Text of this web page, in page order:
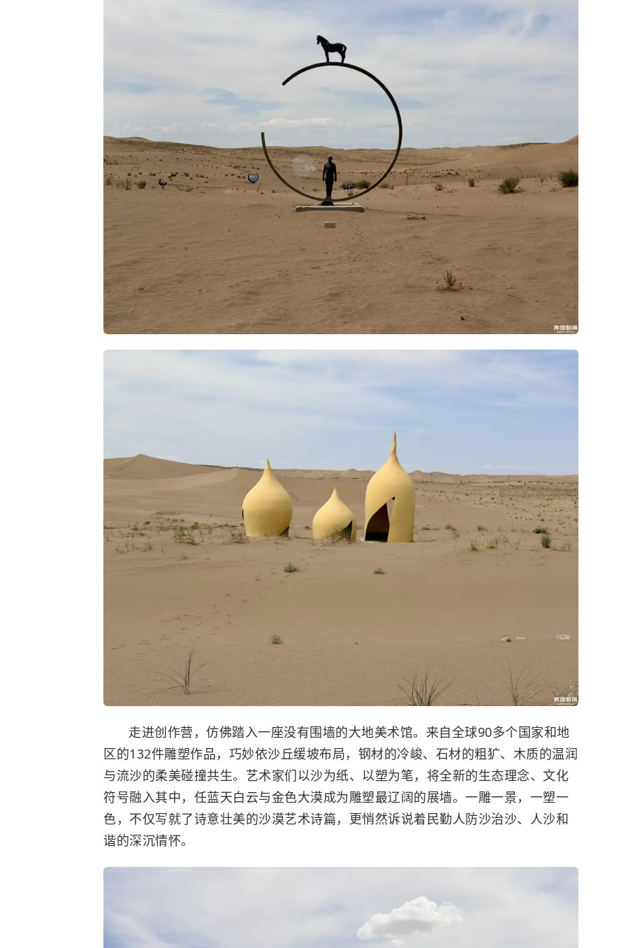
走进创作营，仿佛踏入一座没有围墙的大地美术馆。来自全球90多个国家和地
区的132件雕塑作品，巧妙依沙丘缓坡布局，钢材的冷峻、石材的粗犷、木质的温润
与流沙的柔美碰撞共生。艺术家们以沙为纸、以塑为笔，将全新的生态理念、文化
符号融入其中，任蓝天白云与金色大漠成为雕塑最辽阔的展墙。一雕一景，一塑一
色，不仅写就了诗意壮美的沙漠艺术诗篇，更悄然诉说着民勤人防沙治沙、人沙和
谐的深沉情怀。